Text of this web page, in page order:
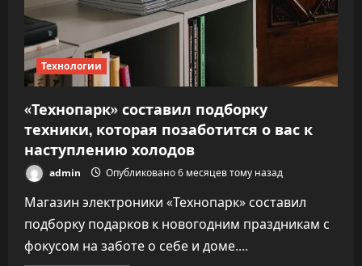
Технологии
«Технопарк» составил подборку
техники, которая позаботится о вас к
наступлению холодов
admin Опубликовано 6 месяцев тому назад
Магазин электроники «Технопарк» составил
подборку подарков к новогодним праздникам с
фокусом на заботе о себе и доме....